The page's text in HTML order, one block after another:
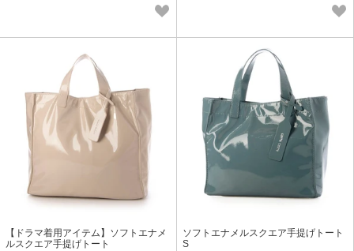
【ドラマ着用アイテム】ソフトエナメ
ルスクエア手提げトート
ソフトエナメルスクエア手提げトート
S